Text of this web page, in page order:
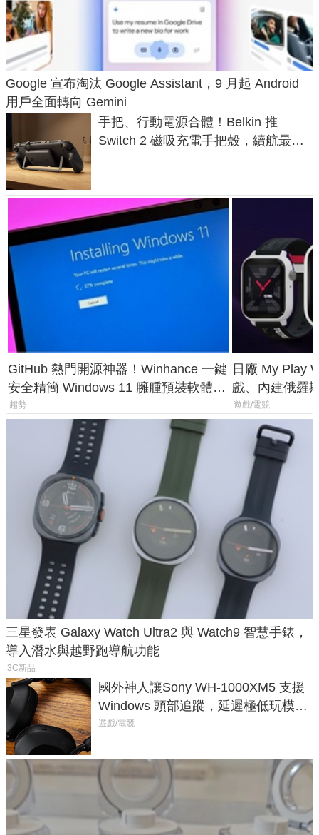
Google 宣布淘汰 Google Assistant，9 月起 Android
用戶全面轉向 Gemini
手把、行動電源合體！Belkin 推
Switch 2 磁吸充電手把殼，續航最高
GitHub 熱門開源神器！Winhance 一鍵
安全精簡 Windows 11 臃腫預裝軟體與
後台追蹤
趨勢
日廠 My Play
戲、內建俄羅
過竟然不能連
遊戲/電競
三星發表 Galaxy Watch Ultra2 與 Watch9 智慧手錶，
導入潛水與越野跑導航功能
3C新品
國外神人讓Sony WH-1000XM5 支援
Windows 頭部追蹤，延遲極低玩模擬
飛行超有感
遊戲/電競